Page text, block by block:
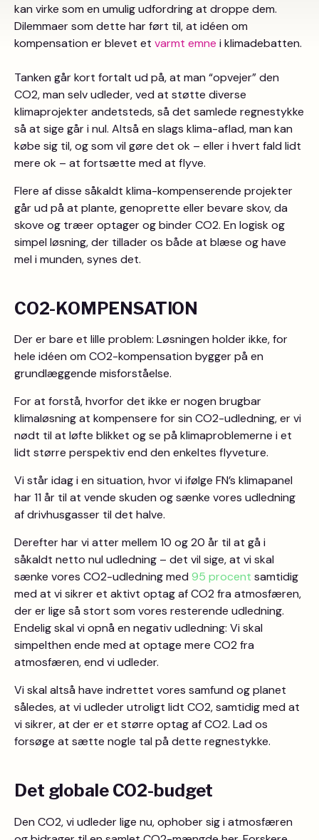
kan virke som en umulig udfordring at droppe dem.
Dilemmaer som dette har ført til, at idéen om
kompensation er blevet et varmt emne i klimadebatten.
Tanken går kort fortalt ud på, at man “opvejer” den
CO2, man selv udleder, ved at støtte diverse
klimaprojekter andetsteds, så det samlede regnestykke
så at sige går i nul. Altså en slags klima-aflad, man kan
købe sig til, og som vil gøre det ok – eller i hvert fald lidt
mere ok – at fortsætte med at flyve.
Flere af disse såkaldt klima-kompenserende projekter
går ud på at plante, genoprette eller bevare skov, da
skove og træer optager og binder CO2. En logisk og
simpel løsning, der tillader os både at blæse og have
mel i munden, synes det.
CO2-KOMPENSATION
Der er bare et lille problem: Løsningen holder ikke, for
hele idéen om CO2-kompensation bygger på en
grundlæggende misforståelse.
For at forstå, hvorfor det ikke er nogen brugbar
klimaløsning at kompensere for sin CO2-udledning, er vi
nødt til at løfte blikket og se på klimaproblemerne i et
lidt større perspektiv end den enkeltes flyveture.
Vi står idag i en situation, hvor vi ifølge FN’s klimapanel
har 11 år til at vende skuden og sænke vores udledning
af drivhusgasser til det halve.
Derefter har vi atter mellem 10 og 20 år til at gå i
såkaldt netto nul udledning – det vil sige, at vi skal
sænke vores CO2-udledning med 95 procent samtidig
med at vi sikrer et aktivt optag af CO2 fra atmosfæren,
der er lige så stort som vores resterende udledning.
Endelig skal vi opnå en negativ udledning: Vi skal
simpelthen ende med at optage mere CO2 fra
atmosfæren, end vi udleder.
Vi skal altså have indrettet vores samfund og planet
således, at vi udleder utroligt lidt CO2, samtidig med at
vi sikrer, at der er et større optag af CO2. Lad os
forsøge at sætte nogle tal på dette regnestykke.
Det globale CO2-budget
Den CO2, vi udleder lige nu, ophober sig i atmosfæren